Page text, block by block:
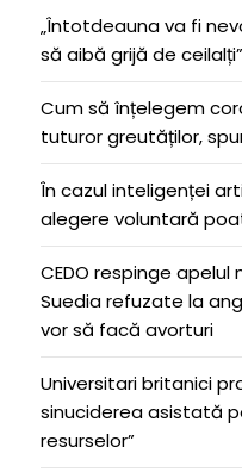
„Întotdeauna va fi
să aibă grijă de ceilalți”
Cum să înțelegem
tuturor greutăților,
În cazul inteligenței
alegere voluntară
CEDO respinge apelul
Suedia refuzate la
vor să facă avorturi
Universitari britanici
sinuciderea asistată
resurselor”